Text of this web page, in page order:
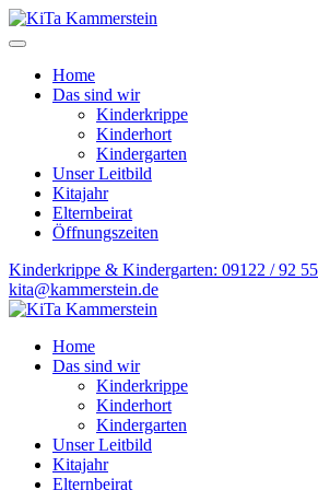
Home
Das sind wir
Kinderkrippe
Kinderhort
Kindergarten
Unser Leitbild
Kitajahr
Elternbeirat
Öffnungszeiten
Kinderkrippe & Kindergarten: 09122 / 92
kita@kammerstein.de
Home
Das sind wir
Kinderkrippe
Kinderhort
Kindergarten
Unser Leitbild
Kitajahr
Elternbeirat